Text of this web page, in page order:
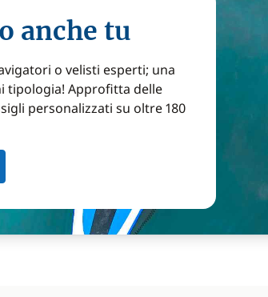
anche tu
o velisti esperti; una
tipologia! Approfitta delle
personalizzati su oltre 180